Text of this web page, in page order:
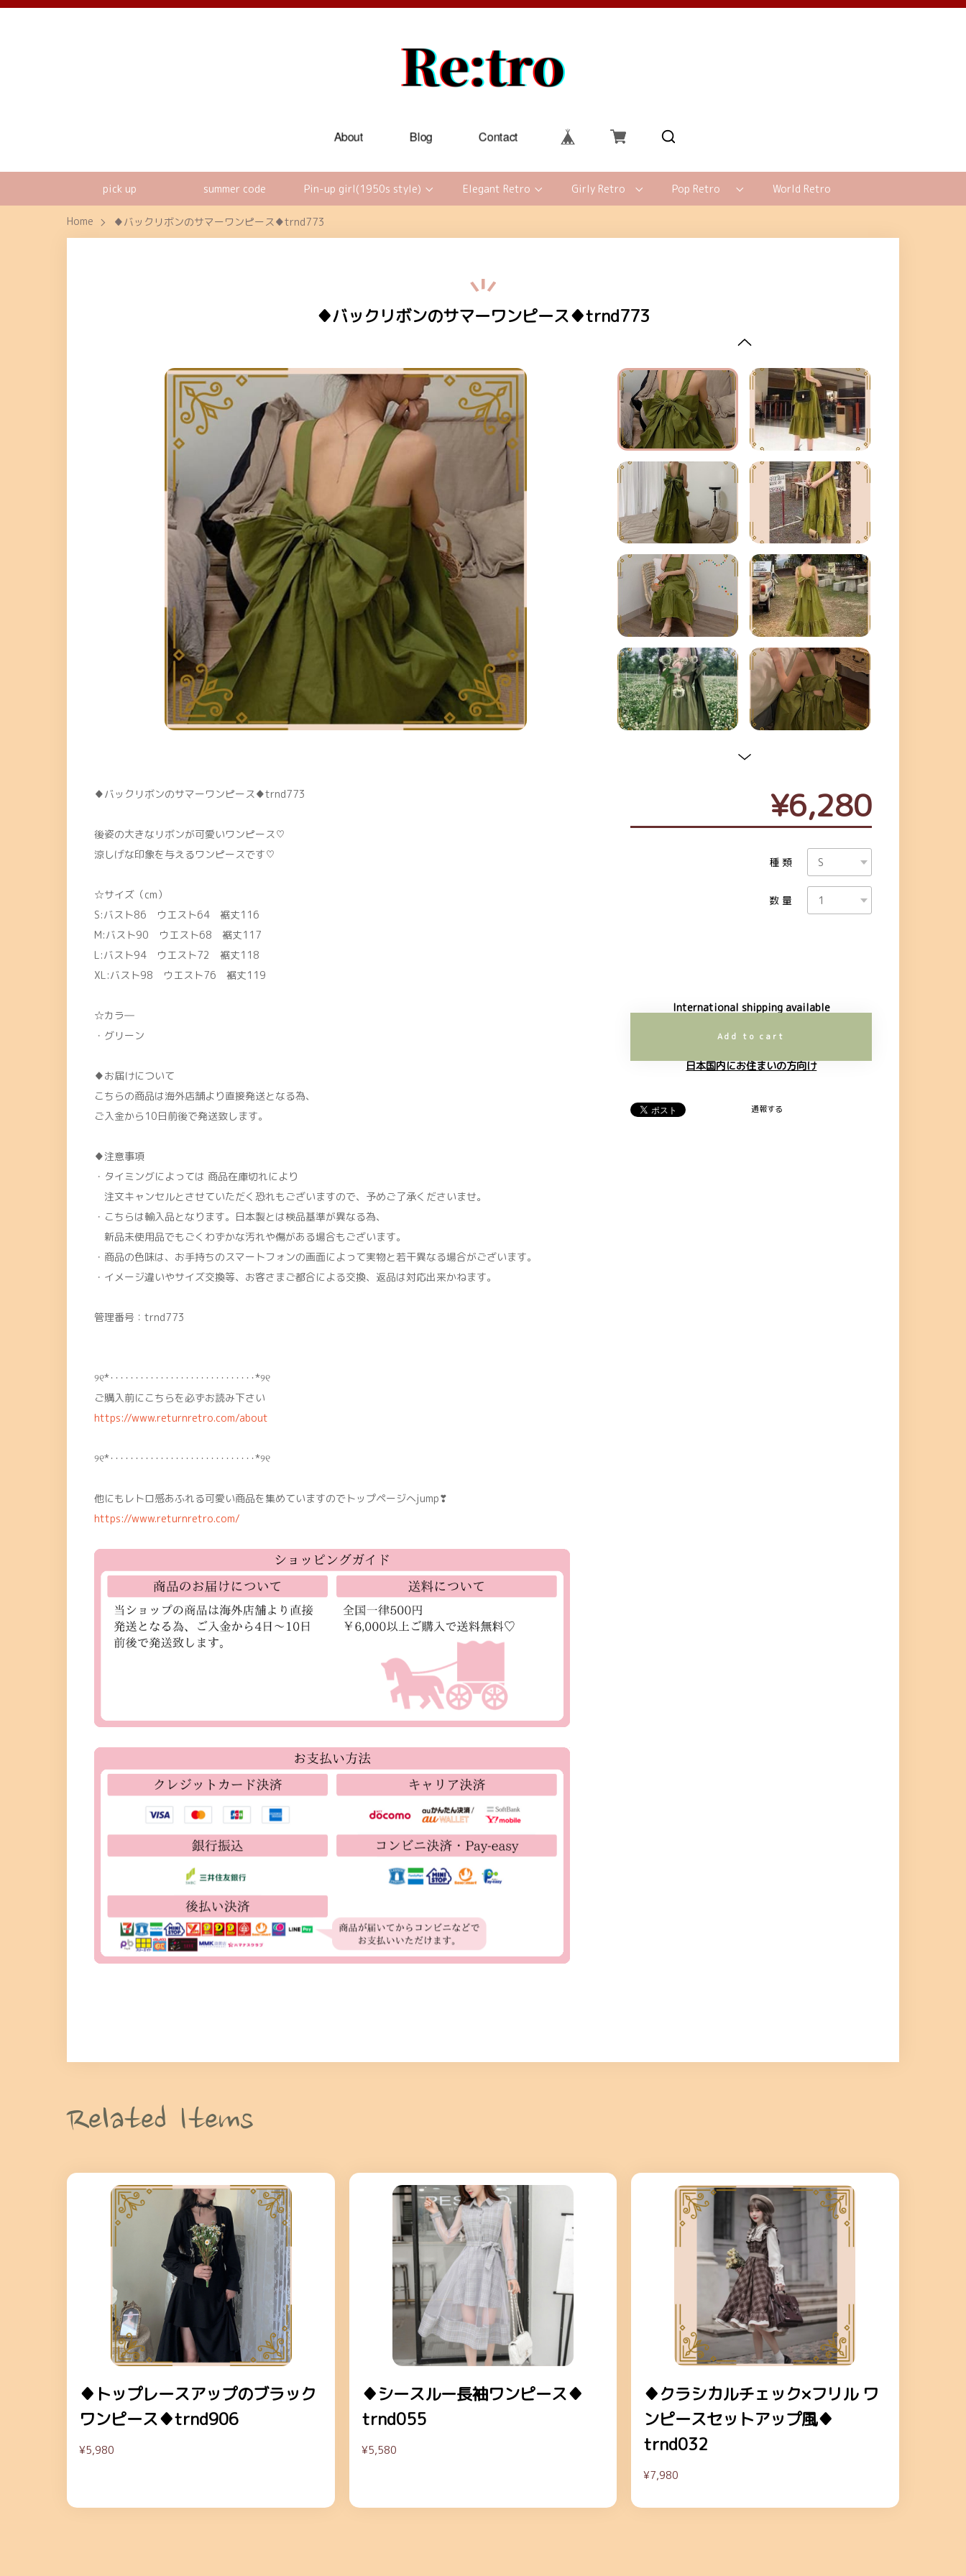
About Blog Contact
pick up summer code Pin-up girl(1950s style) Elegant Retro Girly Retro Pop Retro World Retro
Home ♦バックリボンのサマーワンピース♦trnd773
♦バックリボンのサマーワンピース♦trnd773
♦バックリボンのサマーワンピース♦trnd773
後姿の大きなリボンが可愛いワンピース♡
涼しげな印象を与えるワンピースです♡
☆サイズ（cm）
S:バスト86 ウエスト64 裾丈116
M:バスト90 ウエスト68 裾丈117
L:バスト94 ウエスト72 裾丈118
XL:バスト98 ウエスト76 裾丈119
☆カラ―
・グリーン
♦お届けについて
こちらの商品は海外店舗より直接発送となる為、
ご入金から10日前後で発送致します。
♦注意事項
・タイミングによっては 商品在庫切れにより
注文キャンセルとさせていただく恐れもございますので、予めご了承くださいませ。
・こちらは輸入品となります。日本製とは検品基準が異なる為、
新品未使用品でもごくわずかな汚れや傷がある場合もございます。
・商品の色味は、お手持ちのスマートフォンの画面によって実物と若干異なる場合がございます。
・イメージ違いやサイズ交換等、お客さまご都合による交換、返品は対応出来かねます。
管理番号：trnd773
୨୧*･････････････････････････････*୨୧
ご購入前にこちらを必ずお読み下さい
https://www.returnretro.com/about
୨୧*･････････････････････････････*୨୧
他にもレトロ感あふれる可愛い商品を集めていますのでトップページへjump❣
https://www.returnretro.com/
¥6,280
種類
数量
International shipping available
Add to cart
日本国内にお住まいの方向け
通報する
Related Items
♦トップレースアップのブラック
ワンピース♦trnd906
¥5,980
♦シースルー長袖ワンピース♦
trnd055
¥5,580
♦クラシカルチェック×フリル ワ
ンピースセットアップ風♦
trnd032
¥7,980